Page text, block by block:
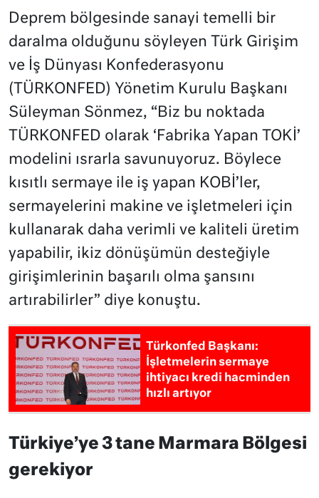
Deprem bölgesinde sanayi temelli bir
daralma olduğunu söyleyen Türk Girişim
ve İş Dünyası Konfederasyonu
(TÜRKONFED) Yönetim Kurulu Başkanı
Süleyman Sönmez, “Biz bu noktada
TÜRKONFED olarak ‘Fabrika Yapan TOKİ’
modelini ısrarla savunuyoruz. Böylece
kısıtlı sermaye ile iş yapan KOBİ’ler,
sermayelerini makine ve işletmeleri için
kullanarak daha verimli ve kaliteli üretim
yapabilir, ikiz dönüşümün desteğiyle
girişimlerinin başarılı olma şansını
artırabilirler” diye konuştu.
Türkonfed Başkanı:
İşletmelerin sermaye
ihtiyacı kredi hacminden
hızlı artıyor
Türkiye’ye 3 tane Marmara Bölgesi
gerekiyor